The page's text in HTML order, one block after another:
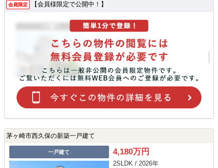
会員限定 【会員様限定で公開中！】
茅ヶ崎市西久保の新築一戸建て
一戸建て 4,180万円
2SLDK / 2026年